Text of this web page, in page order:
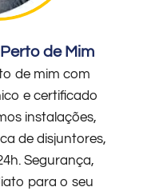
de Mim
de mim com
e certificado
instalações,
de disjuntores,
Segurança,
para o seu